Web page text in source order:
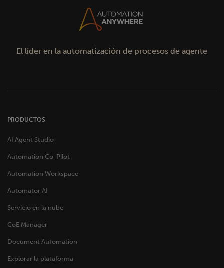
El líder en la automatización de procesos de agente
PRODUCTOS
AI Agent Studio
Automation Co-Pilot
Automation Workspace
Automator AI
Servicio en la nube
CoE Manager
Document Automation
Explorar la plataforma